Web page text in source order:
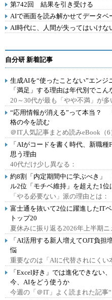
第742回 結果を引き受ける
AIで画面を読み解かせてデータベ
AI時代に、人間が失ってはいけな
自分研 新着記事
生成AIを“使ったことない”エン
「満足」する理由は年代別でこん
20～30代が最も「やや不満」が多
“応用情報が消える”って本当？
格の今を読む
＠IT人気記事まとめ読みeBook（6
「AIがコードを書く時代、新職
思う理由
40代だけ少し異なる：
約8割「内定期間中に学ぶべき」
ル2位「モチベ維持」を超えた1位
「やる必要ない」派の理由とは：
富士通を抜いて2位に躍進したIT
トップ20
夏休みに振り返る2026年上半期ニ
「AI活用する新人増えてOJT負
悩
重要なのは「AIに代替されにくい
「Excel好き」では進化できない
今、AIをどう使うか
今週の「＠IT」よく読まれた記事